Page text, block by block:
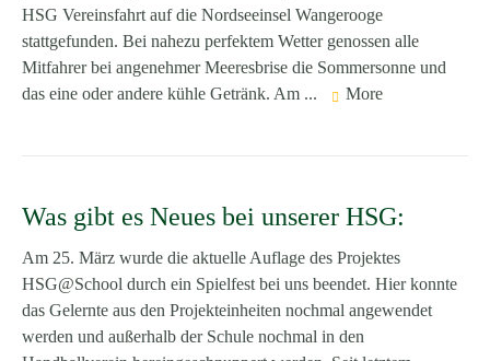
HSG Vereinsfahrt auf die Nordseeinsel Wangerooge
stattgefunden. Bei nahezu perfektem Wetter genossen alle
Mitfahrer bei angenehmer Meeresbrise die Sommersonne und
das eine oder andere kühle Getränk. Am ...
More
Was gibt es Neues bei unserer HSG:
Am 25. März wurde die aktuelle Auflage des Projektes
HSG@School durch ein Spielfest bei uns beendet. Hier konnte
das Gelernte aus den Projekteinheiten nochmal angewendet
werden und außerhalb der Schule nochmal in den